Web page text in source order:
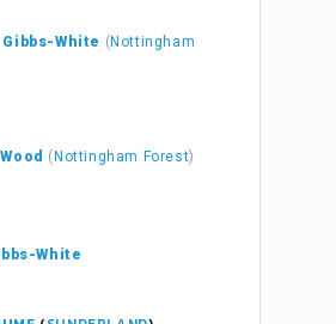
Gibbs-White ( Nottingham
( Nottingham Forest)
White